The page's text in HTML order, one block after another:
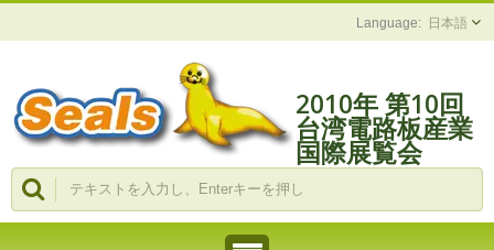
日本語
2010年 第10回
台湾電路板産業
国際展覧会